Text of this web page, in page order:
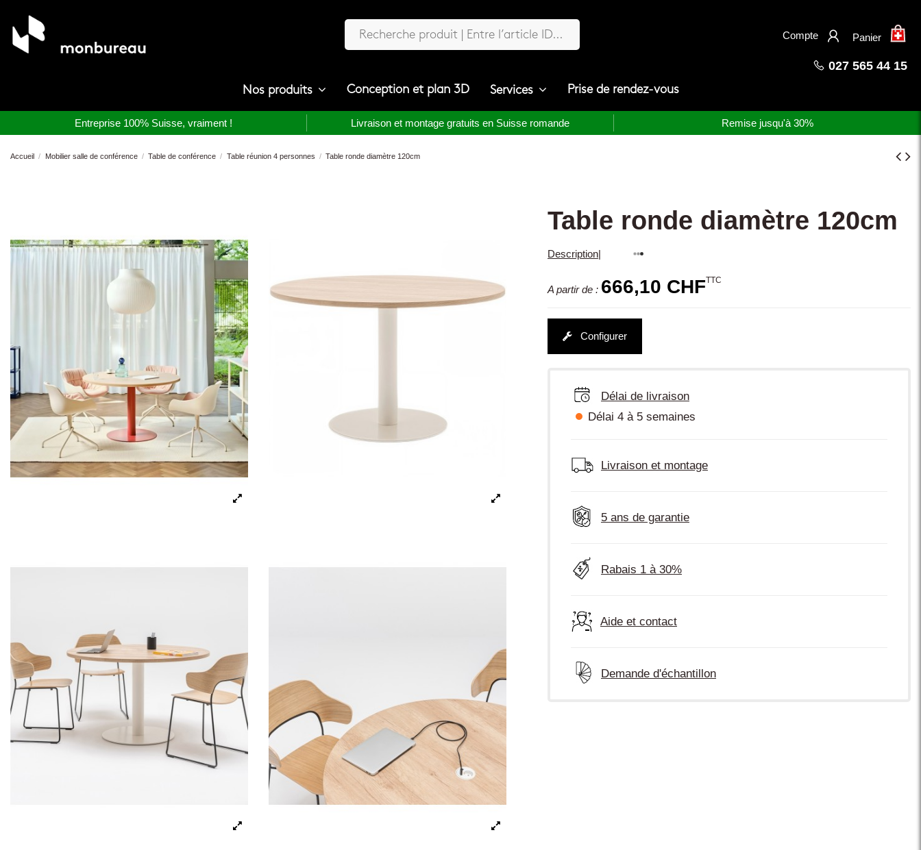
×
Compte Panier
027 565 44 15
Nos produits Conception et plan 3D Services Prise de rendez-vous
Entreprise 100% Suisse, vraiment ! Livraison et montage gratuits en Suisse romande Remise jusqu'à 30%
Accueil Mobilier salle de conférence Table de conférence Table réunion 4 personnes Table ronde diamètre 120cm
Table ronde diamètre 120cm
Description|
A partir de : 666,10 CHFTTC
Configurer
Délai de livraison
Délai 4 à 5 semaines
Livraison et montage
5 ans de garantie
Rabais 1 à 30%
Aide et contact
Demande d'échantillon